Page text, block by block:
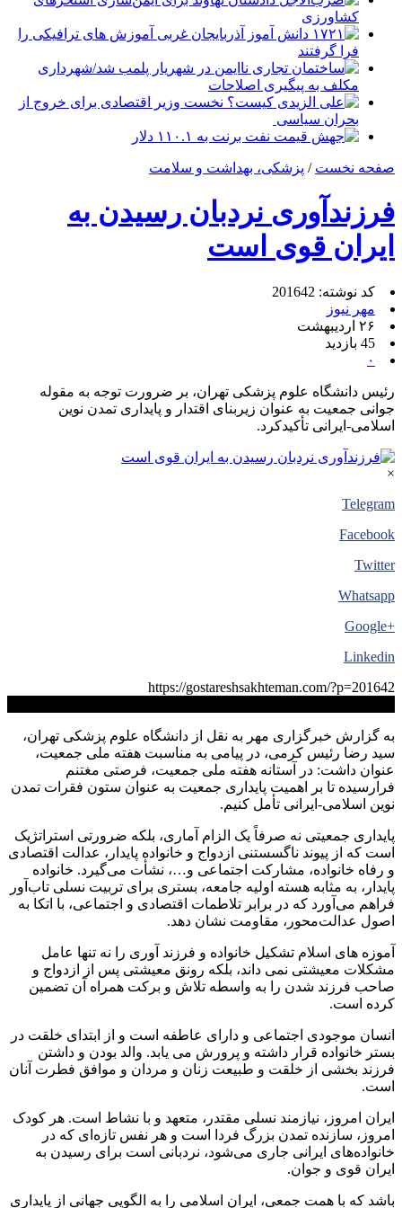
کشاورزی
۱۷۲۱ دانش آموز آذربایجان غربی آموزش های ترافیکی را
فرا گرفتند
ساختمان تجاری ناایمن در شهریار پلمب شد/شهرداری
مکلف به پیگیری اصلاحات
علی الزیدی کیست؟ نخست وزیر اقتصادی برای خروج از
بحران سیاسی
جهش قیمت نفت برنت به ۱۱۰.۱ دلار
صفحه نخست / پزشکی، بهداشت و سلامت
فرزندآوری نردبان رسیدن به
ایران قوی است
کد نوشته: 201642
مهر نیوز
۲۶ اردیبهشت
45 بازدید
۰
رئیس دانشگاه علوم پزشکی تهران، بر ضرورت توجه به مقوله
جوانی جمعیت به عنوان زیربنای اقتدار و پایداری تمدن نوین
اسلامی-ایرانی تأکیدکرد.
×
Telegram
Facebook
Twitter
Whatsapp
+Google
Linkedin
https://gostareshsakhteman.com/?p=201642
به گزارش خبرگزاری مهر به نقل از دانشگاه علوم پزشکی تهران،
سید رضا رئیس کرمی، در پیامی به مناسبت هفته ملی جمعیت،
عنوان داشت: در آستانه هفته ملی جمعیت، فرصتی مغتنم
فرارسیده تا بر اهمیت پایداری جمعیت به عنوان ستون فقرات تمدن
نوین اسلامی-ایرانی تأمل کنیم.
پایداری جمعیتی نه صرفاً یک الزام آماری، بلکه ضرورتی استراتژیک
است که از پیوند ناگسستنی ازدواج و خانواده پایدار، عدالت اقتصادی
و رفاه خانواده، مشارکت اجتماعی و…، نشأت می‌گیرد. خانواده
پایدار، به مثابه هسته اولیه جامعه، بستری برای تربیت نسلی تاب‌آور
فراهم می‌آورد که در برابر تلاطمات اقتصادی و اجتماعی، با اتکا به
اصول عدالت‌محور، مقاومت نشان دهد.
آموزه های اسلام تشکیل خانواده و فرزند آوری را نه تنها عامل
مشکلات معیشتی نمی داند، بلکه رونق معیشتی پس از ازدواج و
صاحب فرزند شدن را به واسطه تلاش و برکت همراه آن تضمین
کرده است.
انسان موجودی اجتماعی و دارای عاطفه است و از ابتدای خلقت در
بستر خانواده قرار داشته و پرورش می یابد. والد بودن و داشتن
فرزند بخشی از خلقت و طبیعت زنان و مردان و موافق فطرت آنان
است.
ایران امروز، نیازمند نسلی مقتدر، متعهد و با نشاط است. هر کودک
امروز، سازنده تمدن بزرگ فردا است و هر نفس تازه‌ای که در
خانواده‌های ایرانی جاری می‌شود، نردبانی است برای رسیدن به
ایران قوی و جوان.
باشد که با همت جمعی، ایران اسلامی را به الگویی جهانی از پایداری